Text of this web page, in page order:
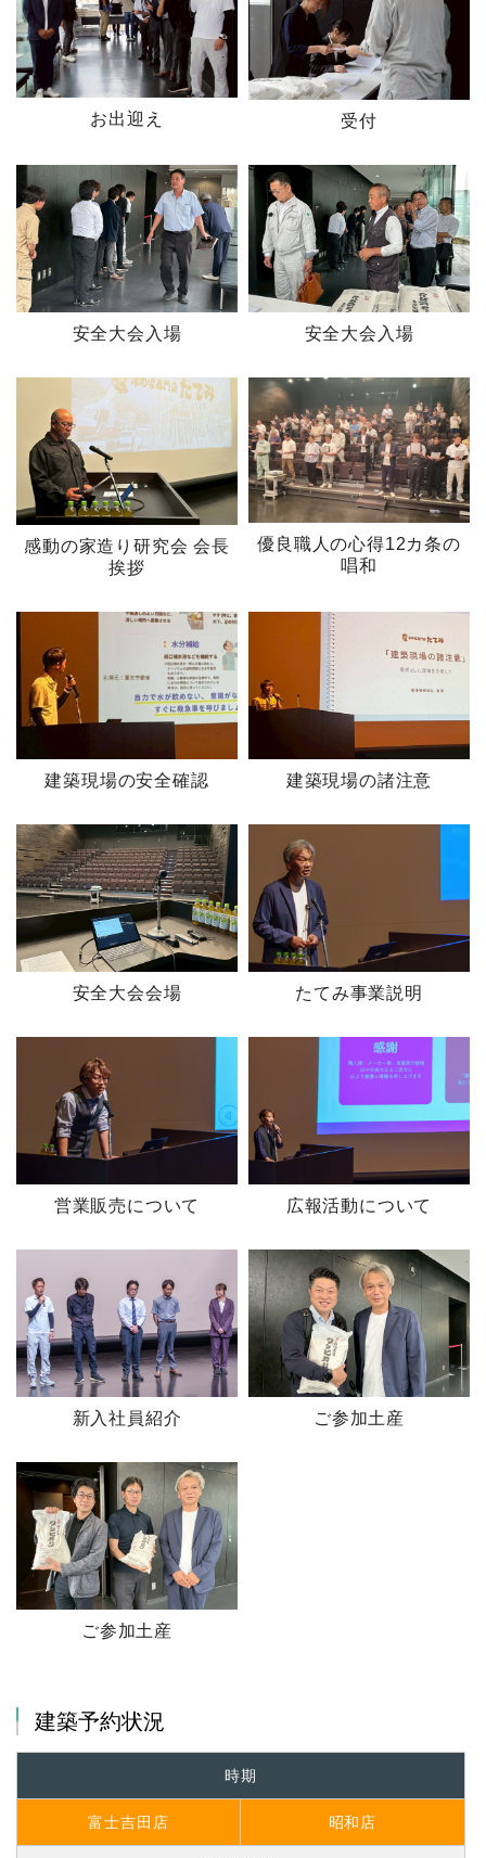
お出迎え 受付
安全大会入場 安全大会入場
感動の家造り研究会 会長
挨拶
優良職人の心得12カ条の
唱和
建築現場の安全確認 建築現場の諸注意
安全大会会場 たてみ事業説明
営業販売について 広報活動について
新入社員紹介 ご参加土産
ご参加土産
建築予約状況
時期
富士吉田店 昭和店